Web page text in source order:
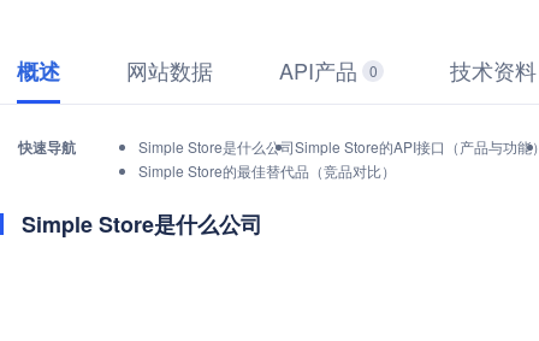
概述 网站数据 API产品 0 技术资料
快速导航 Simple Store是什么公司Simple Store的API接口（产品与功能
Simple Store的最佳替代品（竞品对比）
Simple Store是什么公司